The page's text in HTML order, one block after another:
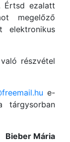
Értsd ezalatt
megelőző
részvétel
e-
tárgysorban
Bieber Mária